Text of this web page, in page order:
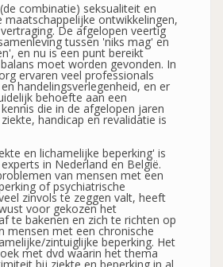
combinatie) seksualiteit en
maatschappelijke ontwikkelingen,
De afgelopen veertig
tussen 'niks mag' en
en nu is een punt bereikt
moet worden gevonden. In
ervaren veel professionals
handelingsverlegenheid, en er
behoefte aan een
die in de afgelopen jaren
handicap en revalidatie is
en lichamelijke beperking' is
in Nederland en België.
van mensen met een
of psychiatrische
zinvols te zeggen valt, heeft
voor gekozen het
te bakenen en zich te richten op
mensen met een chronische
zintuiglijke beperking. Het
met dvd waarin het thema